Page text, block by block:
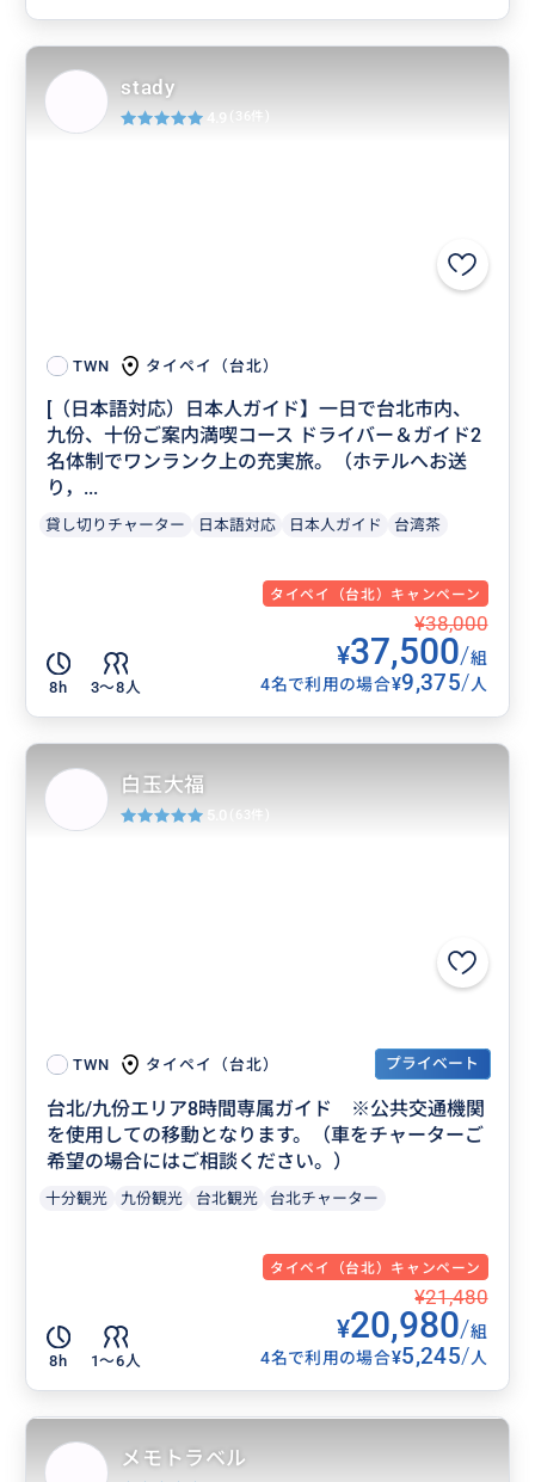
TWN タイペイ（台北）
[（日本語対応）日本人ガイド】一日で台北市内、
九份、十份ご案内満喫コース ドライバー＆ガイド2
名体制でワンランク上の充実旅。（ホテルへお送
り，...
貸し切りチャーター 日本語対応 日本人ガイド 台湾茶
タイペイ（台北）キャンペーン
8h 3〜8人
¥38,000
¥37,500/組
4名で利用の場合¥9,375/人
stady
4.9 (36件)
TWN タイペイ（台北） プライベート
台北/九份エリア8時間専属ガイド ※公共交通機関
を使用しての移動となります。（車をチャーターご
希望の場合にはご相談ください。）
十分観光 九份観光 台北観光 台北チャーター
タイペイ（台北）キャンペーン
8h 1〜6人
¥21,480
¥20,980/組
4名で利用の場合¥5,245/人
白玉大福
5.0 (63件)
メモトラベル